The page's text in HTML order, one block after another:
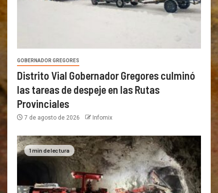
GOBERNADOR GREGORES
Distrito Vial Gobernador Gregores culminó
las tareas de despeje en las Rutas
Provinciales
7 de agosto de 2026 Infomix
1 min de lectura